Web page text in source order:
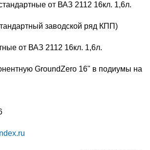
от ВАЗ 2112 16кл. 1,6л.
заводской ряд КПП)
от ВАЗ 2112 16кл. 1,6л.
GroundZero 16" в подиумы на